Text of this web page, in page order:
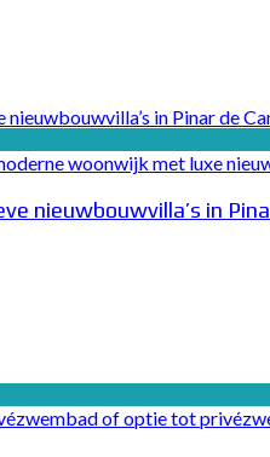
woonwijk met luxe
nieuwbouwvilla’s in
of optie tot